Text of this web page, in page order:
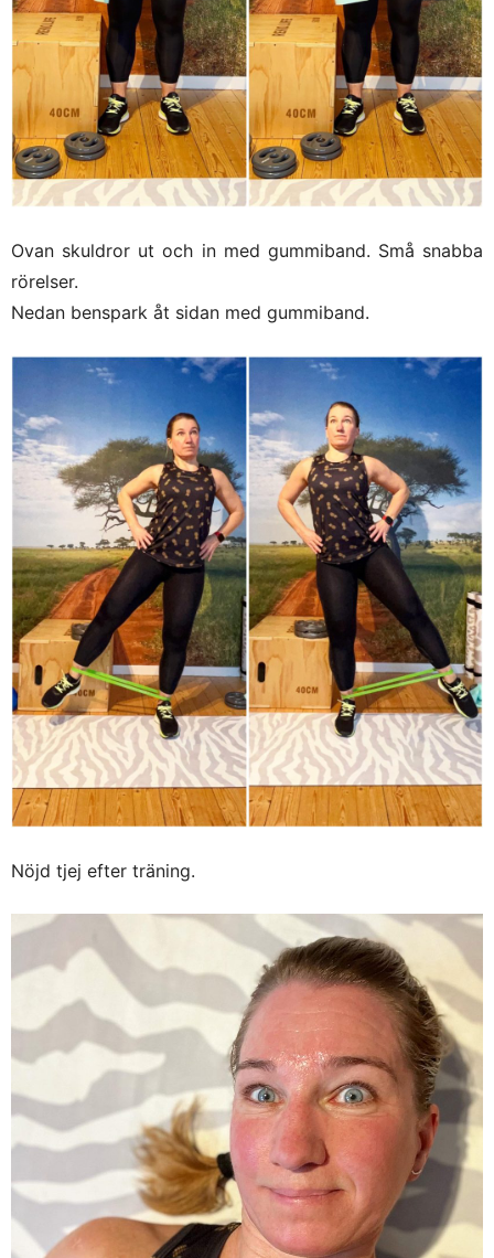
Ovan skuldror ut och in med gummiband. Små snabba
rörelser.
Nedan benspark åt sidan med gummiband.
Nöjd tjej efter träning.